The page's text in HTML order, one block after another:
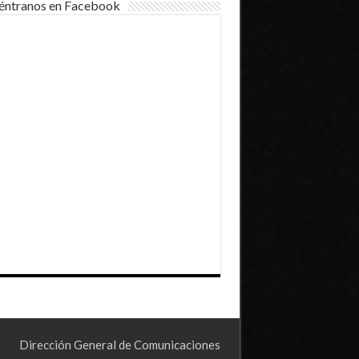
en Facebook
Dirección General de Comunicaciones